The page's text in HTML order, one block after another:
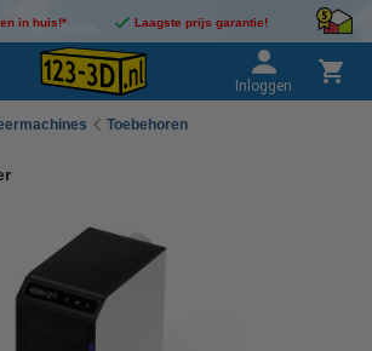
in huis!* Laagste prijs garantie!
Inloggen
Toebehoren